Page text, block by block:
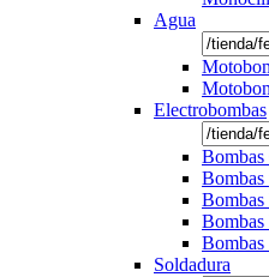
Agua
Electrobombas
Bombas
Bombas
Bombas
Bombas
Bombas
Soldadura